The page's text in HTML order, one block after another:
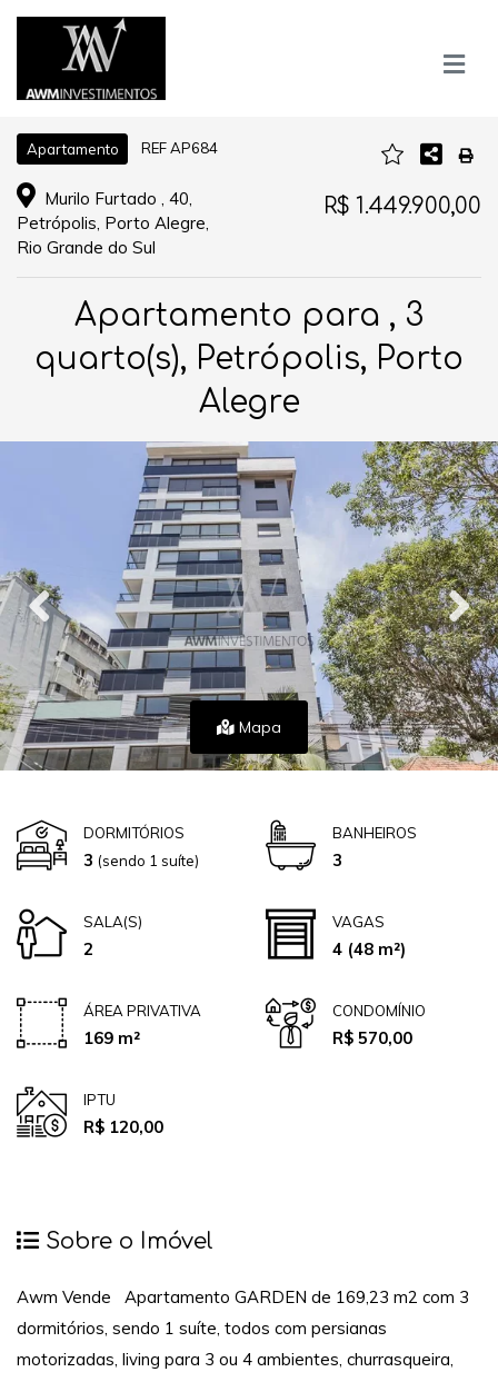
Apartamento REF AP684
Murilo Furtado , 40,
Petrópolis, Porto Alegre,
Rio Grande do Sul
R$ 1.449.900,00
Apartamento para , 3
quarto(s), Petrópolis, Porto
Alegre
Mapa
DORMITÓRIOS
3 (sendo 1 suíte)
BANHEIROS
3
SALA(S)
2
VAGAS
4 (48 m²)
ÁREA PRIVATIVA
169 m²
CONDOMÍNIO
R$ 570,00
IPTU
R$ 120,00
Sobre o Imóvel
Awm Vende Apartamento GARDEN de 169,23 m2 com 3
dormitórios, sendo 1 suíte, todos com persianas
motorizadas, living para 3 ou 4 ambientes, churrasqueira,